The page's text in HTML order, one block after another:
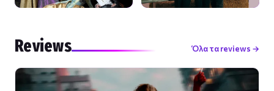
Reviews Όλα τα reviews →